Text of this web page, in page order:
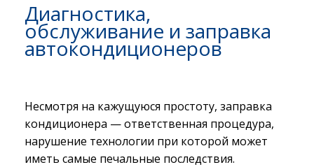
Диагностика,
обслуживание и заправка
автокондиционеров
Несмотря на кажущуюся простоту, заправка
кондиционера — ответственная процедура,
нарушение технологии при которой может
иметь самые печальные последствия.